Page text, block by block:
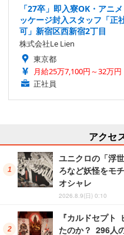
「27卒」即入寮OK・アニ
ッケージ封入スタッフ「
可」新宿区西新宿2丁目
株式会社Le Lien
東京都
月給25万7,100円～32万円
正社員
アクセ
ユニクロの「浮
ろなど妖怪をモ
オシャレ
2026.8.9(日) 0:10
『カルドセプト
たのか？ 296人